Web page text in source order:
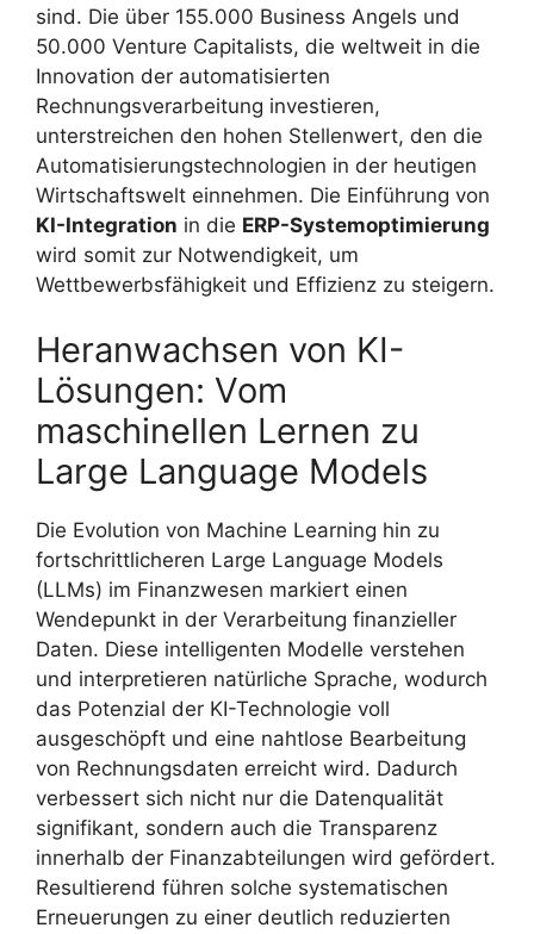
sind. Die über 155.000 Business Angels und
50.000 Venture Capitalists, die weltweit in die
Innovation der automatisierten
Rechnungsverarbeitung investieren,
unterstreichen den hohen Stellenwert, den die
Automatisierungstechnologien in der heutigen
Wirtschaftswelt einnehmen. Die Einführung von
KI-Integration in die ERP-Systemoptimierung
wird somit zur Notwendigkeit, um
Wettbewerbsfähigkeit und Effizienz zu steigern.
Heranwachsen von KI-
Lösungen: Vom
maschinellen Lernen zu
Large Language Models
Die Evolution von Machine Learning hin zu
fortschrittlicheren Large Language Models
(LLMs) im Finanzwesen markiert einen
Wendepunkt in der Verarbeitung finanzieller
Daten. Diese intelligenten Modelle verstehen
und interpretieren natürliche Sprache, wodurch
das Potenzial der KI-Technologie voll
ausgeschöpft und eine nahtlose Bearbeitung
von Rechnungsdaten erreicht wird. Dadurch
verbessert sich nicht nur die Datenqualität
signifikant, sondern auch die Transparenz
innerhalb der Finanzabteilungen wird gefördert.
Resultierend führen solche systematischen
Erneuerungen zu einer deutlich reduzierten